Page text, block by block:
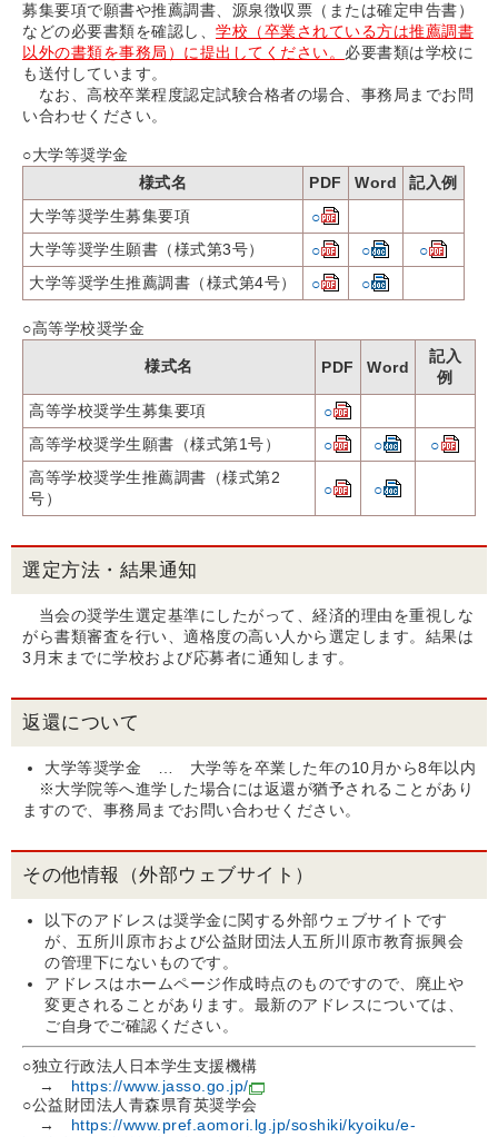
募集要項で願書や推薦調書、源泉徴収票（または確定申告書）
などの必要書類を確認し、 学校（卒業されている方は推薦調書
以外の書類を事務局）に提出してください。 必要書類は学校に
も送付しています。
なお、高校卒業程度認定試験合格者の場合、事務局までお問
い合わせください。
様式名 PDF Word 記入例
○大学等奨学金
大学等奨学生募集要項
○
大学等奨学生願書（様式第3号）
○ ○
○
大学等奨学生推薦調書（様式第4号）
○ ○
様式名 PDF Word
記入
例
○高等学校奨学金
高等学校奨学生募集要項
○
高等学校奨学生願書（様式第1号）
○ ○
○
高等学校奨学生推薦調書（様式第2
号）
○ ○
選定方法・結果通知
当会の奨学生選定基準にしたがって、経済的理由を重視しな
がら書類審査を行い、適格度の高い人から選定します。結果は
3月末までに学校および応募者に通知します。
返還について
大学等奨学金 … 大学等を卒業した年の10月から8年以内
※大学院等へ進学した場合には返還が猶予されることがあり
ますので、事務局までお問い合わせください。
その他情報（外部ウェブサイト）
以下のアドレスは奨学金に関する外部ウェブサイトです
が、五所川原市および公益財団法人五所川原市教育振興会
の管理下にないものです。
アドレスはホームページ作成時点のものですので、廃止や
変更されることがあります。最新のアドレスについては、
ご自身でご確認ください。
○独立行政法人日本学生支援機構
→ https://www.jasso.go.jp/
○公益財団法人青森県育英奨学会
→ https://www.pref.aomori.lg.jp/soshiki/kyoiku/e-